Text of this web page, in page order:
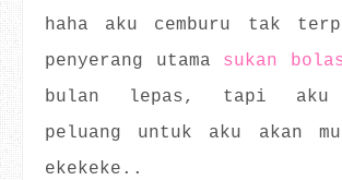
haha aku cemburu tak
penyerang utama sukan
bulan lepas, tapi
peluang untuk aku akan
ekekeke..